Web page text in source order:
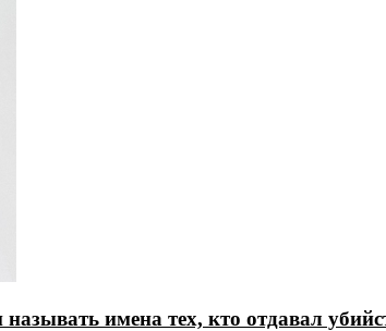
имена тех, кто отдавал